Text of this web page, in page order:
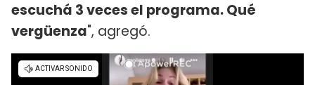
escuchá 3 veces el programa. Qué
vergüenza", agregó.